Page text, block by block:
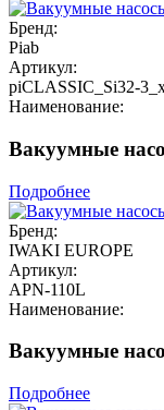
Бренд:
Piab
Артикул:
piCLASSIC_Si32-
Наименование:
Вакуумные
Подробнее
Бренд:
IWAKI EUROPE
Артикул:
APN-110L
Наименование:
Вакуумные
Подробнее